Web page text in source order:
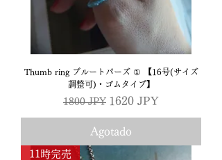
Thumb ring ブルートパーズ ① 【16号(サイズ
調整可)・ゴムタイプ】
Precio
1800 JPY Precio de oferta
1620 JPY
Agotado
11時完売